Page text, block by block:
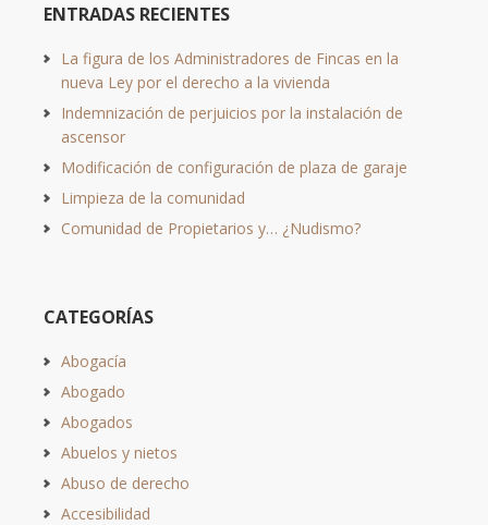
ENTRADAS RECIENTES
La figura de los Administradores de Fincas en la
nueva Ley por el derecho a la vivienda
Indemnización de perjuicios por la instalación de
ascensor
Modificación de configuración de plaza de garaje
Limpieza de la comunidad
Comunidad de Propietarios y… ¿Nudismo?
CATEGORÍAS
Abogacía
Abogado
Abogados
Abuelos y nietos
Abuso de derecho
Accesibilidad